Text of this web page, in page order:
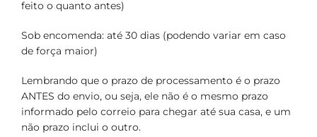
feito o quanto antes)
Sob encomenda: até 30 dias (podendo variar em caso
de força maior)
Lembrando que o prazo de processamento é o prazo
ANTES do envio, ou seja, ele não é o mesmo prazo
informado pelo correio para chegar até sua casa, e um
não prazo inclui o outro.